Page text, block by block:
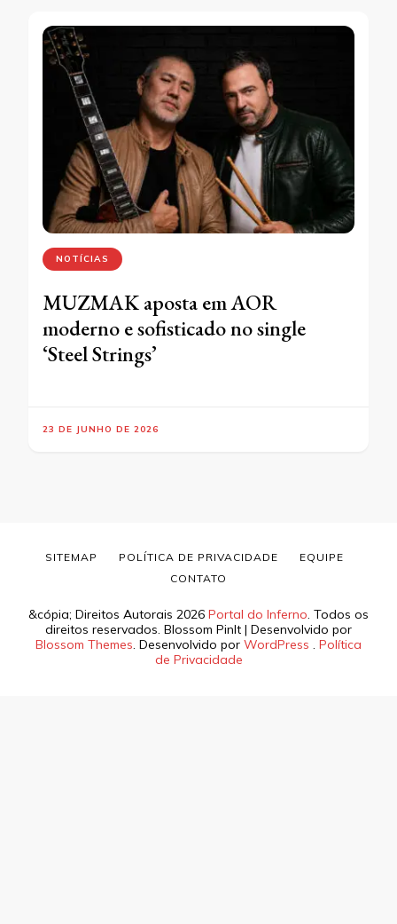
NOTÍCIAS
MUZMAK aposta em AOR
moderno e sofisticado no single
‘Steel Strings’
23 DE JUNHO DE 2026
&cópia; Direitos Autorais 2026 Portal do Inferno. Todos os
direitos reservados. Blossom PinIt | Desenvolvido por
Blossom Themes. Desenvolvido por WordPress . Política
de Privacidade
SITEMAP POLÍTICA DE PRIVACIDADE
EQUIPE
CONTATO